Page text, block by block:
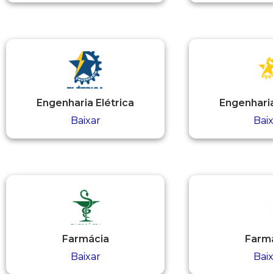
Engenharia Elétrica
Baixar
Farmácia
Baixar
Solicitação de Horas Complementares e Sociais
Revistas Campo Real
WhatsApp Campo Real Irati
Visitas Campo Real